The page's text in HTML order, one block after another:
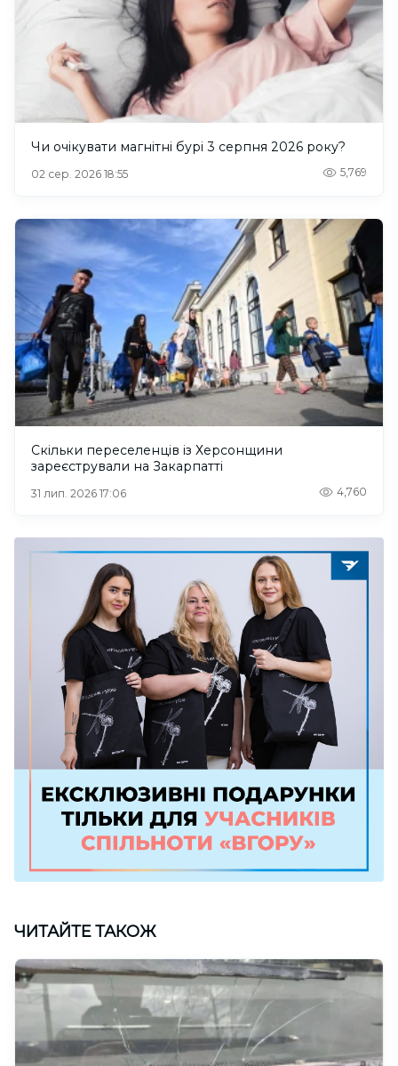
Чи очікувати магнітні бурі 3 серпня 2026 року?
02 сер. 2026 18:55 5,769
Скільки переселенців із Херсонщини
зареєстрували на Закарпатті
31 лип. 2026 17:06 4,760
ЧИТАЙТЕ ТАКОЖ